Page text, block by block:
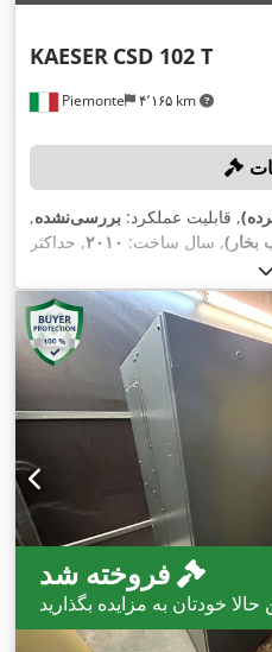
Piemonte ۴٬۱۶۵ km
KAESER CSD 102 T
, قابلیت عملکرد: بررسی‌نشده,
, سال ساخت: ۲۰۱۰, حداکثر
سرعت چرخش:,